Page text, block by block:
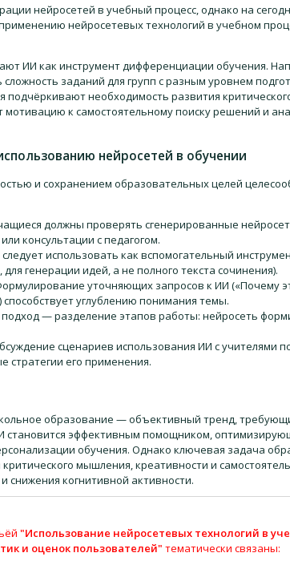
нейросетей в учебный процесс, однако на
нейросетевых технологий в учебном
ИИ как инструмент дифференциации обучения.
заданий для групп с разным уровнем
подчёркивают необходимость развития
к самостоятельному поиску решений и
нейросетей в обучении
и сохранением образовательных целей
должны проверять сгенерированные
консультации с педагогом.
использовать как вспомогательный
генерации идей, а не полного текста сочинения).
уточняющих запросов к ИИ («Почему
углублению понимания темы.
— разделение этапов работы: нейросеть
сценариев использования ИИ с учителями
стратегии его применения.
образование — объективный тренд,
становится эффективным помощником,
обучения. Однако ключевая задача
мышления, креативности и
снижения когнитивной активности.
"Использование нейросетевых технологий в
и оценок пользователей" тематически связаны: